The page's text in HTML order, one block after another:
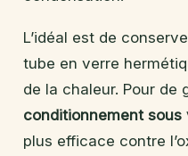
L’idéal est de
tube en verre
de la chaleur. Pour de
conditionnement sous
plus efficace contre